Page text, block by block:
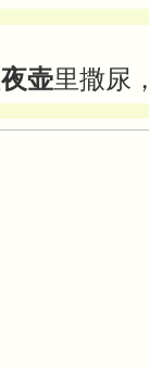
夜壶里撒尿